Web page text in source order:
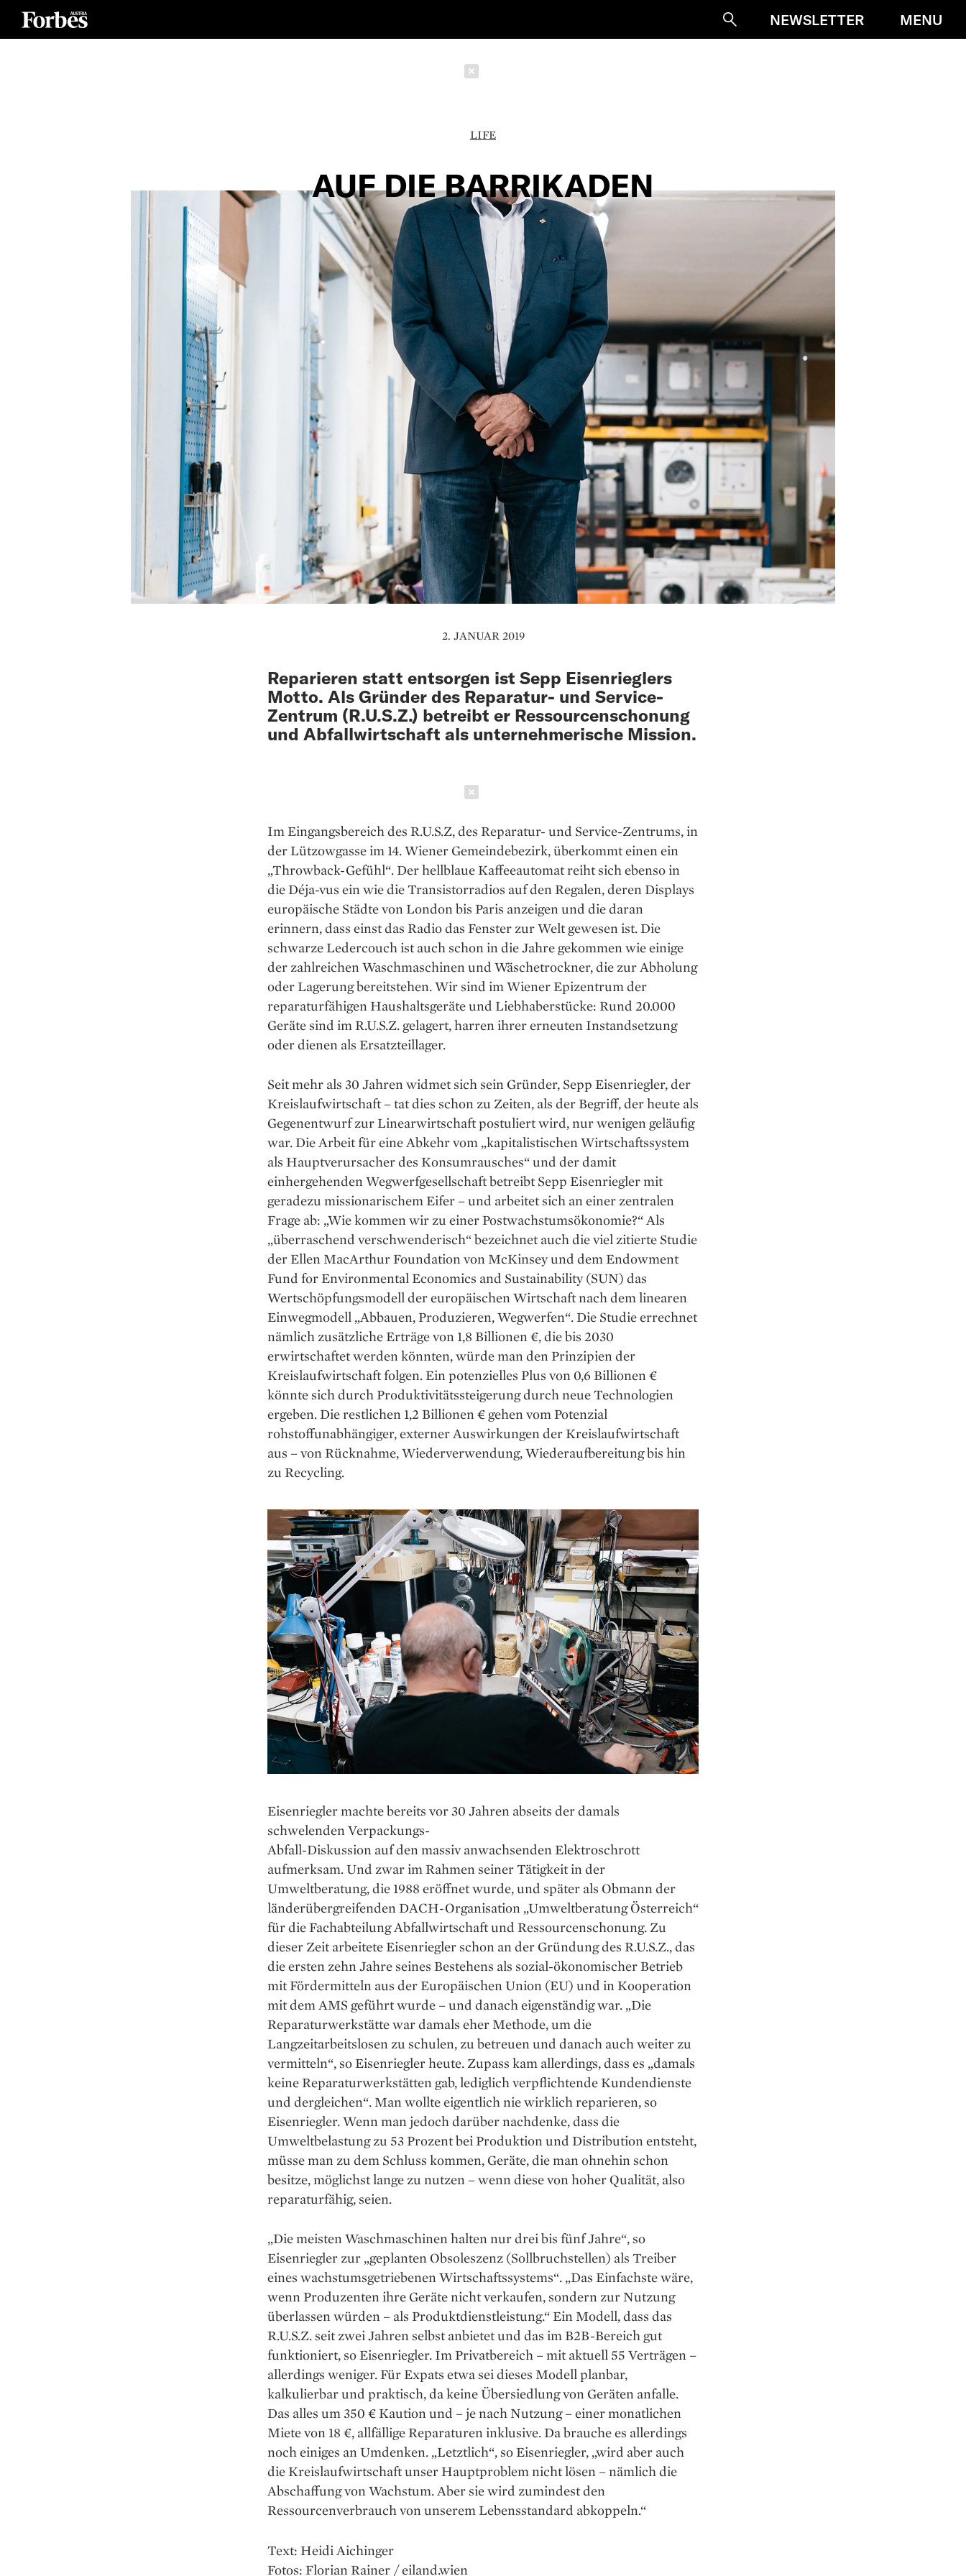
SucheNEWSLETTER MENU
LIFE
AUF DIE BARRIKADEN
2. JANUAR 2019
Reparieren statt entsorgen ist Sepp Eisenrieglers
Motto. Als Gründer des Reparatur- und Service-
Zentrum (R.U.S.Z.) betreibt er Ressourcenschonung
und Abfallwirtschaft als unternehmerische Mission.
Im Eingangsbereich des R.U.S.Z, des Reparatur- und Service-Zentrums, in
der Lützowgasse im 14. Wiener Gemeindebezirk, überkommt einen ein
„Throwback-Gefühl“. Der hellblaue Kaffeeautomat reiht sich ebenso in
die Déja-vus ein wie die Transistorradios auf den Regalen, deren Displays
europäische Städte von London bis Paris anzeigen und die daran
erinnern, dass einst das Radio das Fenster zur Welt gewesen ist. Die
schwarze Ledercouch ist auch schon in die Jahre gekommen wie einige
der zahlreichen Waschmaschinen und Wäschetrockner, die zur Abholung
oder Lagerung bereitstehen. Wir sind im Wiener Epizentrum der
reparaturfähigen Haushaltsgeräte und Liebhaberstücke: Rund 20.000
Geräte sind im R.U.S.Z. gelagert, harren ihrer erneuten Instandsetzung
oder dienen als Ersatzteillager.
Seit mehr als 30 Jahren widmet sich sein Gründer, Sepp Eisenriegler, der
Kreislaufwirtschaft – tat dies schon zu Zeiten, als der Begriff, der heute als
Gegenentwurf zur Linearwirtschaft postuliert wird, nur wenigen geläufig
war. Die Arbeit für eine Abkehr vom „kapitalistischen Wirtschaftssystem
als Hauptverursacher des Konsumrausches“ und der damit
einhergehenden Wegwerfgesellschaft betreibt Sepp Eisenriegler mit
geradezu missionarischem Eifer – und arbeitet sich an einer zentralen
Frage ab: „Wie kommen wir zu einer Postwachstumsökonomie?“ Als
„überraschend verschwenderisch“ bezeichnet auch die viel zitierte Studie
der Ellen MacArthur Foundation von McKinsey und dem Endowment
Fund for Environmental Economics and Sustainability (SUN) das
Wertschöpfungsmodell der europäischen Wirtschaft nach dem linearen
Einwegmodell „Abbauen, Produzieren, Wegwerfen“. Die Studie errechnet
nämlich zusätzliche Erträge von 1,8 Billionen €, die bis 2030
erwirtschaftet werden könnten, würde man den Prinzipien der
Kreislaufwirtschaft folgen. Ein potenzielles Plus von 0,6 Billionen €
könnte sich durch Produktivitätssteigerung durch neue Technologien
ergeben. Die restlichen 1,2 Billionen € gehen vom Potenzial
rohstoffunabhängiger, externer Auswirkungen der Kreislaufwirtschaft
aus – von Rücknahme, Wiederverwendung, Wiederaufbereitung bis hin
zu Recycling.
Eisenriegler machte bereits vor 30 Jahren abseits der damals
schwelenden Verpackungs-
Abfall-Diskussion auf den massiv anwachsenden Elektroschrott
aufmerksam. Und zwar im Rahmen seiner Tätigkeit in der
Umweltberatung, die 1988 eröffnet wurde, und später als Obmann der
länderübergreifenden DACH-Organisation „Umweltberatung Österreich“
für die Fachabteilung Abfallwirtschaft und Ressourcenschonung. Zu
dieser Zeit arbeitete Eisenriegler schon an der Gründung des R.U.S.Z., das
die ersten zehn Jahre seines Bestehens als sozial-ökonomischer Betrieb
mit Fördermitteln aus der Europäischen Union (EU) und in Kooperation
mit dem AMS geführt wurde – und danach eigenständig war. „Die
Reparaturwerkstätte war damals eher Methode, um die
Langzeitarbeitslosen zu schulen, zu betreuen und danach auch weiter zu
vermitteln“, so Eisenriegler heute. Zupass kam allerdings, dass es „damals
keine Reparaturwerkstätten gab, lediglich verpflichtende Kundendienste
und dergleichen“. Man wollte eigentlich nie wirklich reparieren, so
Eisenriegler. Wenn man jedoch darüber nachdenke, dass die
Umweltbelastung zu 53 Prozent bei Produktion und Distribution entsteht,
müsse man zu dem Schluss kommen, Geräte, die man ohnehin schon
besitze, möglichst lange zu nutzen – wenn diese von hoher Qualität, also
reparaturfähig, seien.
„Die meisten Waschmaschinen halten nur drei bis fünf Jahre“, so
Eisenriegler zur „geplanten Obsoleszenz (Sollbruchstellen) als Treiber
eines wachstumsgetriebenen Wirtschaftssystems“. „Das Einfachste wäre,
wenn Produzenten ihre Geräte nicht verkaufen, sondern zur Nutzung
überlassen würden – als Produktdienstleistung.“ Ein Modell, dass das
R.U.S.Z. seit zwei Jahren selbst anbietet und das im B2B-Bereich gut
funktioniert, so Eisenriegler. Im Privatbereich – mit aktuell 55 Verträgen –
allerdings weniger. Für Expats etwa sei dieses Modell planbar,
kalkulierbar und praktisch, da keine Übersiedlung von Geräten anfalle.
Das alles um 350 € Kaution und – je nach Nutzung – einer monatlichen
Miete von 18 €, allfällige Reparaturen inklusive. Da brauche es allerdings
noch einiges an Umdenken. „Letztlich“, so Eisenriegler, „wird aber auch
die Kreislaufwirtschaft unser Hauptproblem nicht lösen – nämlich die
Abschaffung von Wachstum. Aber sie wird zumindest den
Ressourcenverbrauch von unserem Lebensstandard abkoppeln.“
Text: Heidi Aichinger
Fotos: Florian Rainer / eiland.wien